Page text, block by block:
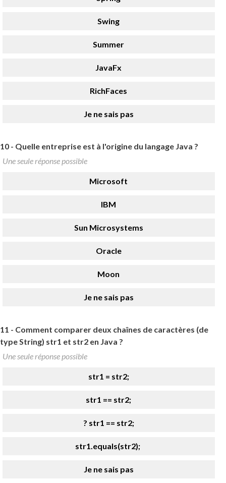
Swing
Summer
JavaFx
RichFaces
Je ne sais pas
10 - Quelle entreprise est à l'origine du langage Java ?
Une seule réponse possible
Microsoft
IBM
Sun Microsystems
Oracle
Moon
Je ne sais pas
11 - Comment comparer deux chaînes de caractères (de
type String) str1 et str2 en Java ?
Une seule réponse possible
str1 = str2;
str1 == str2;
? str1 == str2;
str1.equals(str2);
Je ne sais pas